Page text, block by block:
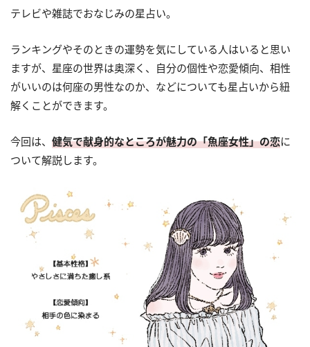
テレビや雑誌でおなじみの星占い。
ランキングやそのときの運勢を気にしている人はいると思い
ますが、星座の世界は奥深く、自分の個性や恋愛傾向、相性
がいいのは何座の男性なのか、などについても星占いから紐
解くことができます。
今回は、 健気で献身的なところが魅力の「魚座女性」の恋に
ついて解説します。